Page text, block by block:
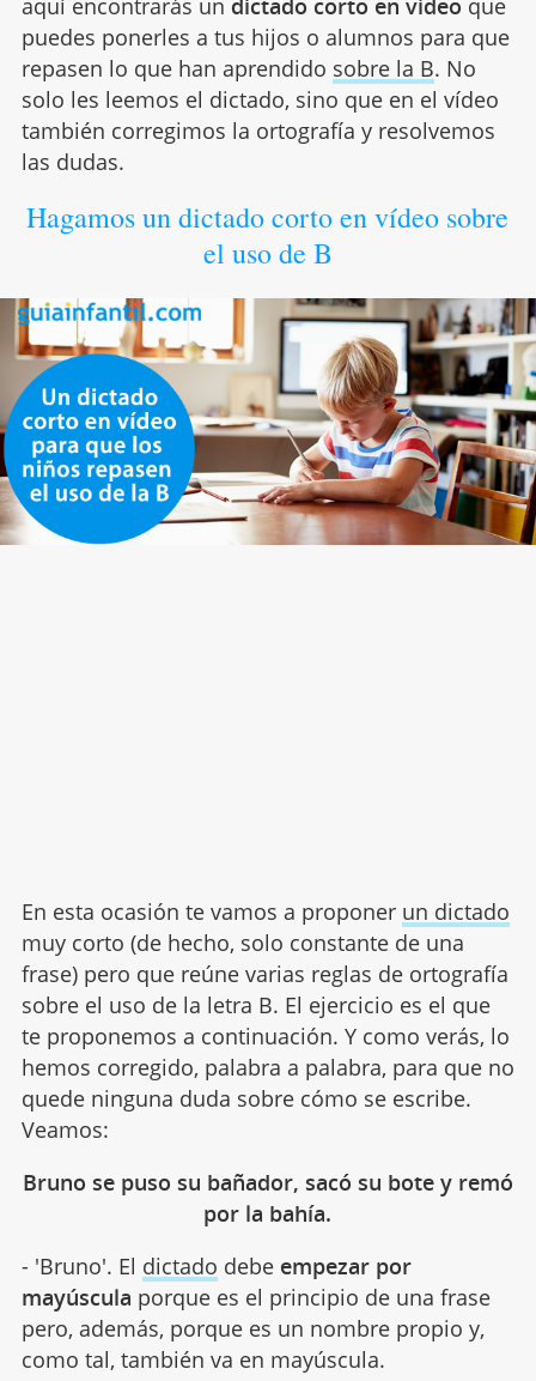
puedes ponerles a tus hijos o alumnos para que
repasen lo que han aprendido sobre la B. No
solo les leemos el dictado, sino que en el vídeo
también corregimos la ortografía y resolvemos
las dudas.
Hagamos un dictado corto en vídeo sobre
el uso de B
En esta ocasión te vamos a proponer un dictado
muy corto (de hecho, solo constante de una
frase) pero que reúne varias reglas de ortografía
sobre el uso de la letra B. El ejercicio es el que
te proponemos a continuación. Y como verás, lo
hemos corregido, palabra a palabra, para que no
quede ninguna duda sobre cómo se escribe.
Veamos:
Bruno se puso su bañador, sacó su bote y remó
por la bahía.
- 'Bruno'. El dictado debe empezar por
mayúscula porque es el principio de una frase
pero, además, porque es un nombre propio y,
como tal, también va en mayúscula.